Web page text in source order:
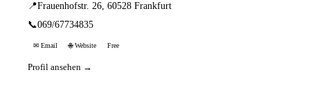
📍Frauenhofstr. 26, 60528 Frankfurt
📞069/67734835
✉ Email 🌐 Website Free
Profil ansehen →